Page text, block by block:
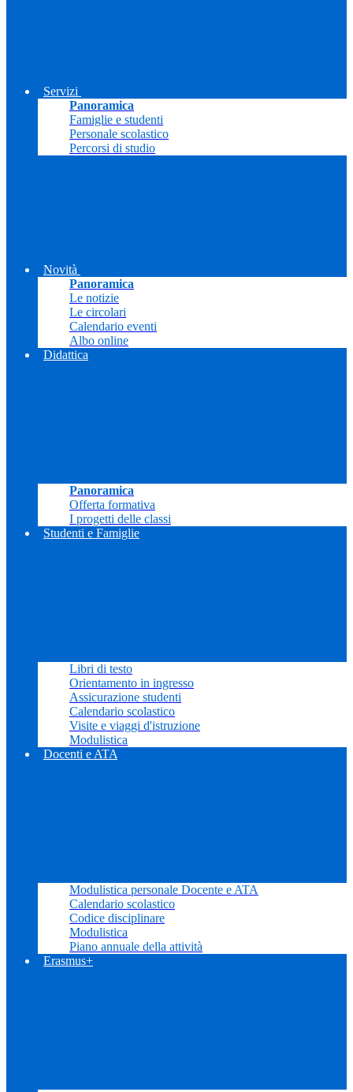
Servizi
Panoramica
Famiglie e studenti
Personale scolastico
Percorsi di studio
Novità
Panoramica
Le notizie
Le circolari
Calendario eventi
Albo online
Didattica
Panoramica
Offerta formativa
I progetti delle classi
Studenti e Famiglie
Libri di testo
Orientamento in ingresso
Assicurazione studenti
Calendario scolastico
Visite e viaggi d'istruzione
Modulistica
Docenti e ATA
Modulistica personale Docente e ATA
Calendario scolastico
Codice disciplinare
Modulistica
Piano annuale della attività
Erasmus+